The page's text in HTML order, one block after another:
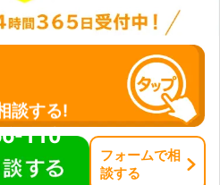
談する!
110
フォームで相
談する